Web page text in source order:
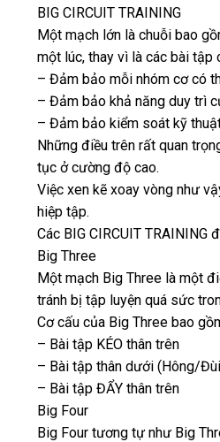
BIG CIRCUIT TRAINING
Một mạch lớn là chuỗi bao
một lúc, thay vì là các bài tập
– Đảm bảo mỗi nhóm cơ có
– Đảm bảo khả năng duy trì
– Đảm bảo kiểm soát kỹ
Những điều trên rất quan
tục ở cường độ cao.
Việc xen kẽ xoay vòng như
hiệp tập.
Các BIG CIRCUIT
Big Three
Một mạch Big Three là một
tránh bị tập luyện quá sức
Cơ cấu của Big Three bao
– Bài tập KÉO thân trên
– Bài tập thân dưới (Hông/
– Bài tập ĐẨY thân trên
Big Four
Big Four tương tự như Big